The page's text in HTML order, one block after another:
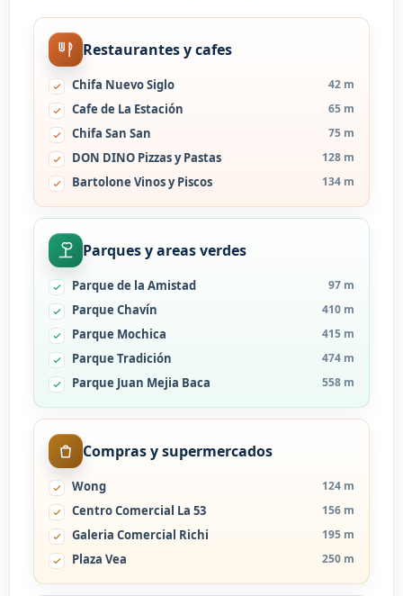
Restaurantes y cafes
Chifa Nuevo Siglo 42 m
Cafe de La Estación 65 m
Chifa San San 75 m
DON DINO Pizzas y Pastas 128 m
Bartolone Vinos y Piscos 134 m
Parques y areas verdes
Parque de la Amistad 97 m
Parque Chavín 410 m
Parque Mochica 415 m
Parque Tradición 474 m
Parque Juan Mejia Baca 558 m
Compras y supermercados
Wong 124 m
Centro Comercial La 53 156 m
Galeria Comercial Richi 195 m
Plaza Vea 250 m